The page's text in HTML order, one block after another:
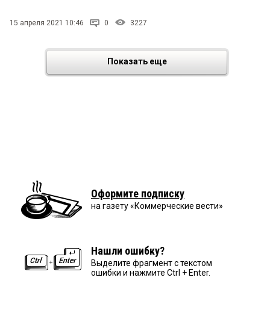
15 апреля 2021 10:46 0 3227
Показать еще
Оформите подписку
на газету «Коммерческие вести»
Нашли ошибку?
Выделите фрагмент с текстом
ошибки и нажмите Ctrl + Enter.